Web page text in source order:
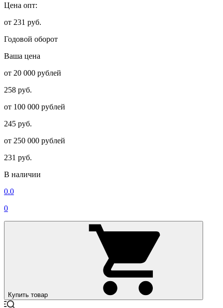
Цена опт:
от 231 руб.
Годовой оборот
Ваша цена
от 20 000 рублей
258 руб.
от 100 000 рублей
245 руб.
от 250 000 рублей
231 руб.
В наличии
0.0
0
Купить товар